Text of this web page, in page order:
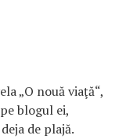
„O nouă viaţă“,
blogul ei,
de plajă.